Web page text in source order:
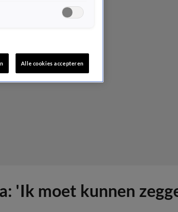
'Ik moet kunnen
Alle cookies accepteren